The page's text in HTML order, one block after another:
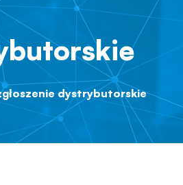
dystrybutorskie